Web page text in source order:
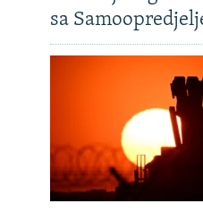
sa